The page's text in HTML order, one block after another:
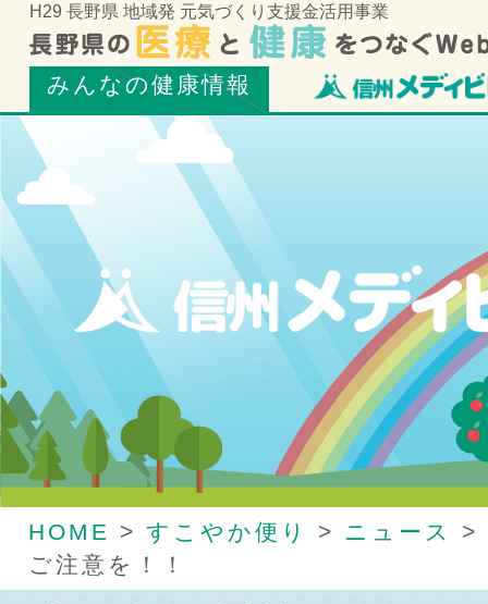
H29 長野県 地域発 元気づくり支援金活用事業
みんなの健康情報
HOME > すこやか便り > ニュース
>
ご注意を！！